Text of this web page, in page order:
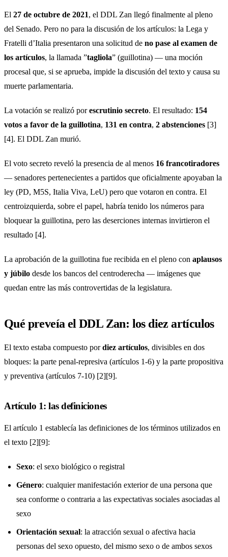
El 27 de octubre de 2021, el DDL Zan llegó finalmente al pleno
del Senado. Pero no para la discusión de los artículos: la Lega y
Fratelli d’Italia presentaron una solicitud de no pase al examen de
los artículos, la llamada ”tagliola” (guillotina) — una moción
procesal que, si se aprueba, impide la discusión del texto y causa su
muerte parlamentaria.
La votación se realizó porescrutinio secreto. El resultado: 154
votos a favor de la guillotina, 131 en contra, 2 abstenciones [3]
[4]. El DDL Zan murió.
El voto secreto reveló la presencia de al menos 16 francotiradores
— senadores pertenecientes a partidos que oficialmente apoyaban la
ley (PD, M5S, Italia Viva, LeU) pero que votaron en contra. El
centroizquierda, sobre el papel, habría tenido los números para
bloquear la guillotina, pero las deserciones internas invirtieron el
resultado [4].
La aprobación de la guillotina fue recibida en el pleno con aplausos
y júbilo desde los bancos del centroderecha — imágenes que
quedan entre las más controvertidas de la legislatura.
Qué preveía el DDL Zan: los diez artículos
El texto estaba compuesto pordiez artículos, divisibles en dos
bloques: la parte penal-represiva (artículos 1-6) y la parte propositiva
y preventiva (artículos 7-10) [2][9].
Artículo 1: las definiciones
El artículo 1 establecía las definiciones de los términos utilizados en
el texto [2][9]:
Sexo: el sexo biológico o registral
Género: cualquier manifestación exterior de una persona que
sea conforme o contraria a las expectativas sociales asociadas al
sexo
Orientación sexual: la atracción sexual o afectiva hacia
personas del sexo opuesto, del mismo sexo o de ambos sexos